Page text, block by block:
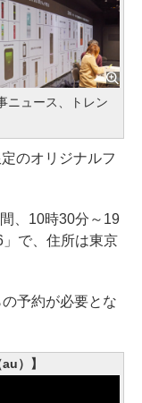
ニュース、トレン
のオリジナルフ
、10時30分～19
で、住所は東京
予約が必要とな
）】